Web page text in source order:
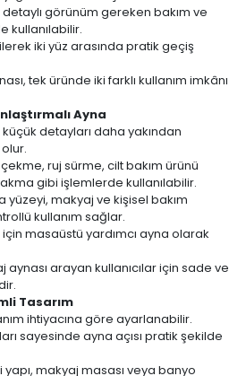
görünüm gereken bakım ve
kullanılabilir.
iki yüz arasında pratik geçiş
tek üründe iki farklı kullanım imkânı
Ayna
detayları daha yakından
ruj sürme, cilt bakım ürünü
gibi işlemlerde kullanılabilir.
yüzeyi, makyaj ve kişisel bakım
kullanım sağlar.
için masaüstü yardımcı ayna olarak
aynası arayan kullanıcılar için sade ve
Tasarım
ihtiyacına göre ayarlanabilir.
sayesinde ayna açısı pratik şekilde
makyaj masası veya banyo